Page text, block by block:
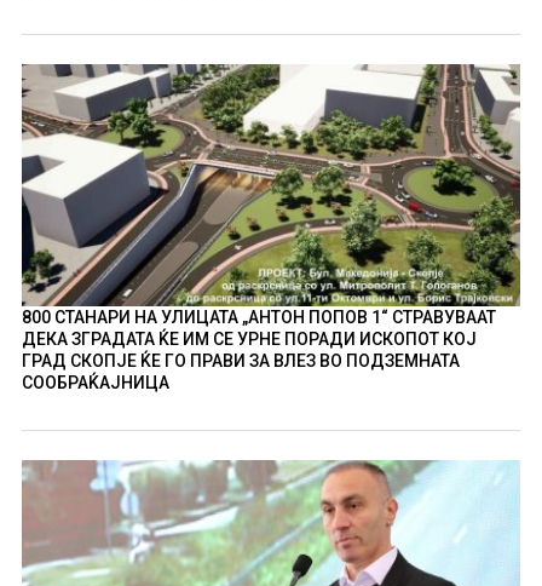
800 СТАНАРИ НА УЛИЦАТА „АНТОН ПОПОВ 1“ СТРАВУВААТ
ДЕКА ЗГРАДАТА ЌЕ ИМ СЕ УРНЕ ПОРАДИ ИСКОПОТ КОЈ
ГРАД СКОПЈЕ ЌЕ ГО ПРАВИ ЗА ВЛЕЗ ВО ПОДЗЕМНАТА
СООБРАЌАЈНИЦА